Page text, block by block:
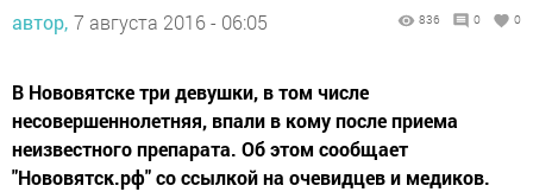
автор, 7 августа 2016 - 06:05 836 0 0
В Нововятске три девушки, в том числе
несовершеннолетняя, впали в кому после приема
неизвестного препарата. Об этом сообщает
"Нововятск.рф" со ссылкой на очевидцев и медиков.